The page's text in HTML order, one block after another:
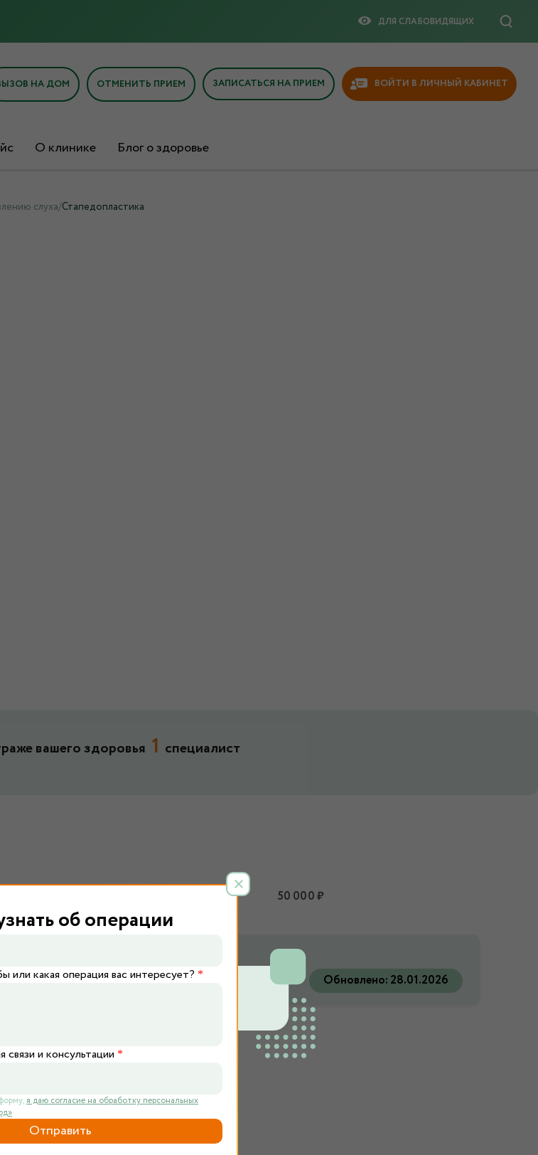
ДЛЯ СЛАБОВИДЯЩИX
НА ДОМ ОТМЕНИТЬ ПРИЕМ ЗАПИСАТЬСЯ НА ПРИЕМ ВОЙТИ В ЛИЧНЫЙ КАБИНЕТ
О клинике Блог о здоровье
слуха/Стапедопластика
вашего здоровья 1 специалист
50 000 ₽
Обновлено: 28.01.2026
об операции
или какая операция вас интересует? *
и консультации *
я даю согласие на обработку персональных